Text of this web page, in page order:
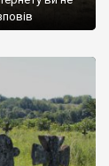
не лише